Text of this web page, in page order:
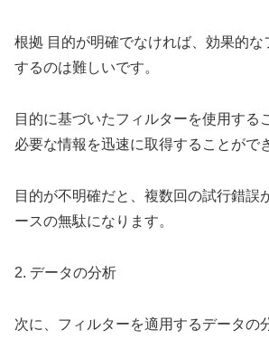
根拠 目的が明確でなければ、効果的な
するのは難しいです。
目的に基づいたフィルターを使用する
必要な情報を迅速に取得することがで
目的が不明確だと、複数回の試行錯誤
ースの無駄になります。
2. データの分析
次に、フィルターを適用するデータの